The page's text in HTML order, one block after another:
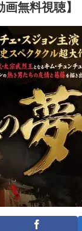
無料視聴】